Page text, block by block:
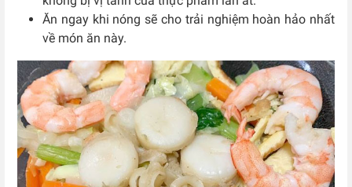
Ăn ngay khi nóng sẽ cho trải nghiệm hoàn hảo nhất
về món ăn này.